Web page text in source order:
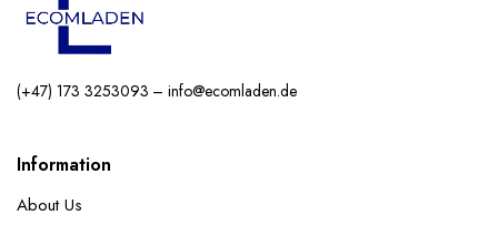
(+47) 173 3253093 – info@ecomladen.de
Information
About Us